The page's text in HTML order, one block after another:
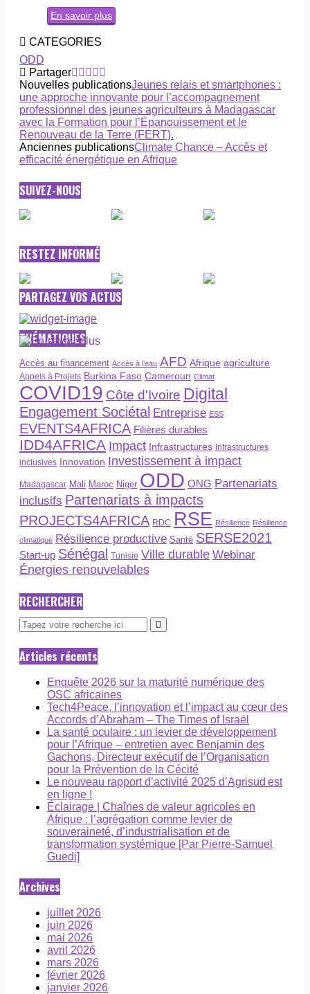
En savoir plus
CATEGORIES
ODD
Partager
Nouvelles publicationsJeunes relais et smartphones :
une approche innovante pour l’accompagnement
professionnel des jeunes agriculteurs à Madagascar
avec la Formation pour l’Épanouissement et le
Renouveau de la Terre (FERT).
Anciennes publicationsClimate Chance – Accès et
efficacité énergétique en Afrique
SUIVEZ-NOUS
RESTEZ INFORMÉ
PARTAGEZ VOS ACTUS
THÉMATIQUES
Accès au financement Accès à l’eau AFD Afrique agriculture
Appels à Projets Burkina Faso Cameroun Climat
COVID19 Côte d'Ivoire Digital
Engagement Sociétal Entreprise ESS
EVENTS4AFRICA Filières durables
IDD4AFRICA Impact Infrastructures Infrastructures
inclusives Innovation Investissement à impact
Madagascar Mali Maroc Niger ODD ONG Partenariats
inclusifs Partenariats à impacts
PROJECTS4AFRICA RDC RSE Résilience Résilience
climatique Résilience productive Santé SERSE2021
Start-up Sénégal Tunisie Ville durable Webinar
Énergies renouvelables
RECHERCHER
Articles récents
Enquête 2026 sur la maturité numérique des
OSC africaines
Tech4Peace, l’innovation et l’impact au cœur des
Accords d’Abraham – The Times of Israël
La santé oculaire : un levier de développement
pour l’Afrique – entretien avec Benjamin des
Gachons, Directeur exécutif de l’Organisation
pour la Prévention de la Cécité
Le nouveau rapport d’activité 2025 d’Agrisud est
en ligne !
Éclairage | Chaînes de valeur agricoles en
Afrique : l’agrégation comme levier de
souveraineté, d’industrialisation et de
transformation systémique [Par Pierre-Samuel
Guedj]
Archives
juillet 2026
juin 2026
mai 2026
avril 2026
mars 2026
février 2026
janvier 2026